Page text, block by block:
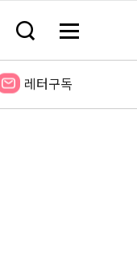
검
창
기
메
전
보
레터구독